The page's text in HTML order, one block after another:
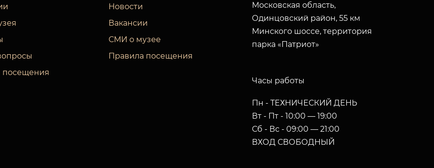
посещения
Новости
Вакансии
СМИ о музее
Правила посещения
Московская область,
Одинцовский район, 55 км
Минского шоссе, территория
парка «Патриот»
Часы работы
Пн - ТЕХНИЧЕСКИЙ ДЕНЬ
Вт - Пт - 10:00 — 19:00
Сб - Вс - 09:00 — 21:00
ВХОД СВОБОДНЫЙ